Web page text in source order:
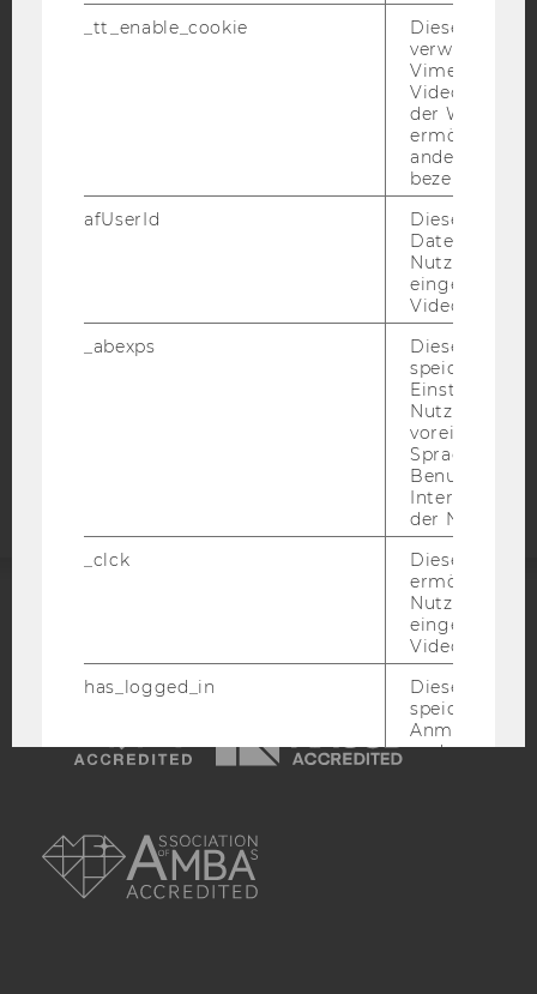
YouTube Bluesky
BARRIEREFREIHEITSERKLÄRUNG WEBSEITE
DATENSCHUTZERKLÄRUNG SOCIAL MEDIA
Barrierefreiheitserklärung
EQUIS
_tt_enable_cookie
Dieses
verwendet,
Vimeo-
der WU-
ermöglichen
andere nicht
bezeichnete
afUserId
Dieses
Daten von
Videos
_abexps
Dieses Cookie
speichert
Nutzer*in, zB.
Sprache,
der Nutzer*in
_clck
Dieses Cookie
ermöglicht
Nutzung des
Video Players
has_logged_in
Dieses Cookie
speichert
und ob sich
language